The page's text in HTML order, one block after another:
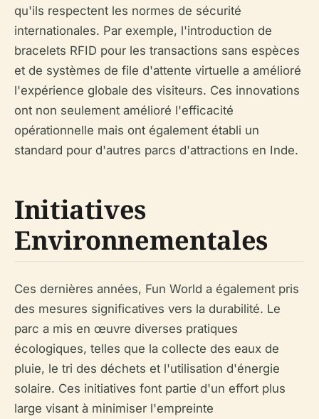
qu'ils respectent les normes de sécurité
internationales. Par exemple, l'introduction de
bracelets RFID pour les transactions sans espèces
et de systèmes de file d'attente virtuelle a amélioré
l'expérience globale des visiteurs. Ces innovations
ont non seulement amélioré l'efficacité
opérationnelle mais ont également établi un
standard pour d'autres parcs d'attractions en Inde.
Initiatives
Environnementales
Ces dernières années, Fun World a également pris
des mesures significatives vers la durabilité. Le
parc a mis en œuvre diverses pratiques
écologiques, telles que la collecte des eaux de
pluie, le tri des déchets et l'utilisation d'énergie
solaire. Ces initiatives font partie d'un effort plus
large visant à minimiser l'empreinte